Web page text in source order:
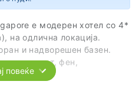
е модерен хотел со 4*
на одлична локација.
и надворешен базен.
тоалет, фен,
повеќе